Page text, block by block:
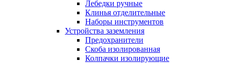
Лебедки ручные
Клинья отделительные
Наборы инструментов
Устройства заземления
Предохранители
Скоба изолированная
Колпачки изолирующие